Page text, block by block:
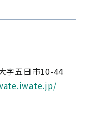
字五日市10-44